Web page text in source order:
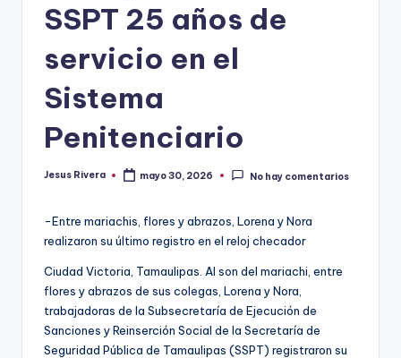
SSPT 25 años de
servicio en el
Sistema
Penitenciario
Publicado
Jesus Rivera mayo 30, 2026 No hay comentarios
-Entre mariachis, flores y abrazos, Lorena y Nora
realizaron su último registro en el reloj checador
Ciudad Victoria, Tamaulipas. Al son del mariachi, entre
flores y abrazos de sus colegas, Lorena y Nora,
trabajadoras de la Subsecretaría de Ejecución de
Sanciones y Reinserción Social de la Secretaría de
Seguridad Pública de Tamaulipas (SSPT) registraron su